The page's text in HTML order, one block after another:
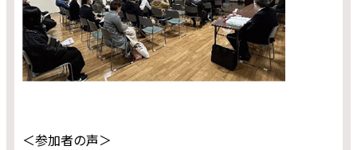
＜参加者の声＞